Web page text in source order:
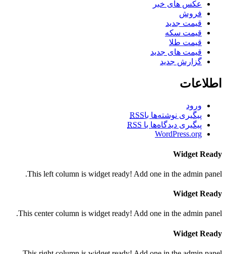
عکس های خبر
فروش
قیمت جدید
قیمت سکه
قیمت طلا
قیمت های جدید
گزارش جدید
اطلاعات
ورود
پیگیری نوشته‌ها باRSS
پیگیری دیدگاه‌ها با RSS
WordPress.org
Widget Ready
This left column is widget ready! Add one in the admin panel.
Widget Ready
This center column is widget ready! Add one in the admin panel.
Widget Ready